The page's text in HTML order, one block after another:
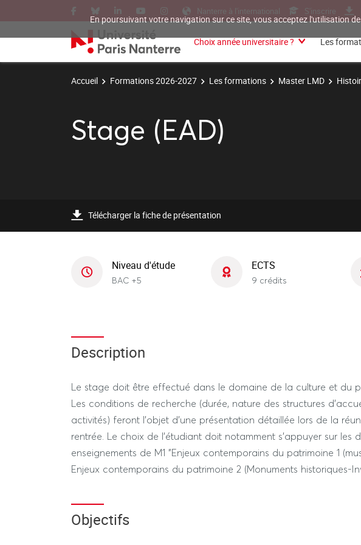
En poursuivant votre navigation sur ce site, vous acceptez l'utilisation
Nanterre à l'international S'inscrire
Choix année universitaire ? Les
Accueil Formations 2026-2027 Les formations Master LMD
Stage (EAD)
Télécharger la fiche de présentation
Niveau d'étude
BAC +5
ECTS
9 crédits
Description
Le stage doit être effectué dans le domaine de la culture et du
Les conditions de recherche (durée, nature des structures
activités) feront l'objet d'une présentation détaillée lors de la
rentrée. Le choix de l'étudiant doit notamment s'appuyer sur les
enseignements de M1 "Enjeux contemporains du patrimoine 1
Enjeux contemporains du patrimoine 2 (Monuments historiques-
Objectifs